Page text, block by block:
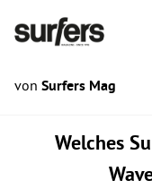
von Surfers Mag
Welches